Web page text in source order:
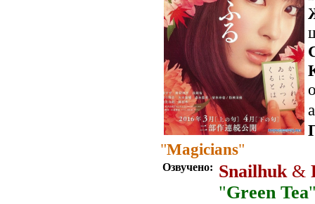
"Magicians"
Озвучено: Snailhuk&
"Green Tea